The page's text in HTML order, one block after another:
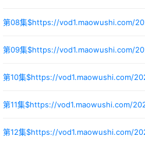
第08集$https://vod1.maowushi.com/
第09集$https://vod1.maowushi.com/
第10集$https://vod1.maowushi.com/
第11集$https://vod1.maowushi.com/
第12集$https://vod1.maowushi.com/